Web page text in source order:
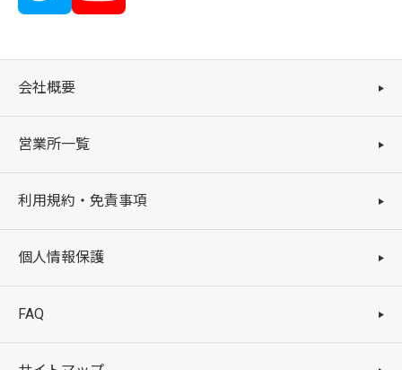
会社概要
営業所一覧
利用規約・免責事項
個人情報保護
FAQ